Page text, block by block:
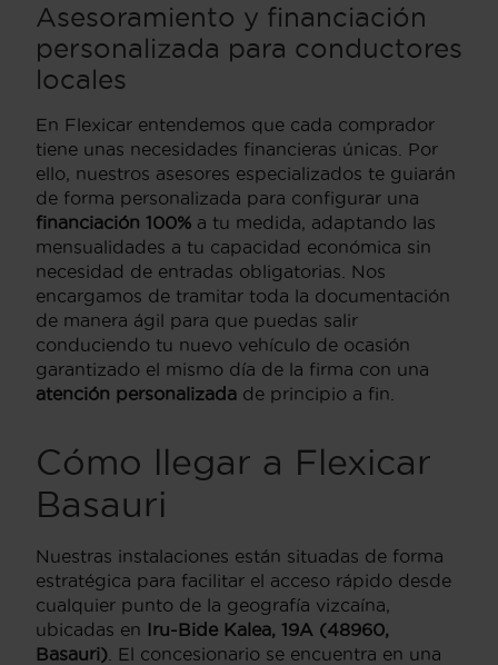
Asesoramiento y financiación
personalizada para conductores
locales
En Flexicar entendemos que cada comprador
tiene unas necesidades financieras únicas. Por
ello, nuestros asesores especializados te guiarán
de forma personalizada para configurar una
financiación 100% a tu medida, adaptando las
mensualidades a tu capacidad económica sin
necesidad de entradas obligatorias. Nos
encargamos de tramitar toda la documentación
de manera ágil para que puedas salir
conduciendo tu nuevo vehículo de ocasión
garantizado el mismo día de la firma con una
atención personalizada de principio a fin.
Cómo llegar a Flexicar
Basauri
Nuestras instalaciones están situadas de forma
estratégica para facilitar el acceso rápido desde
cualquier punto de la geografía vizcaína,
ubicadas en Iru-Bide Kalea, 19A (48960,
Basauri) . El concesionario se encuentra en una